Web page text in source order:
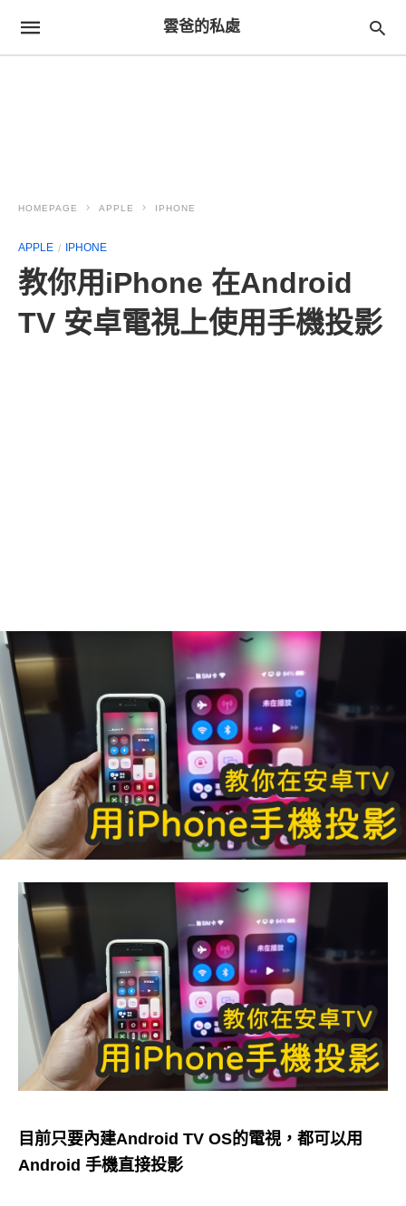
雲爸的私處
HOMEPAGE APPLE IPHONE
APPLE IPHONE
教你用iPhone 在Android
TV 安卓電視上使用手機投影
目前只要內建Android TV OS的電視，都可以用
Android 手機直接投影